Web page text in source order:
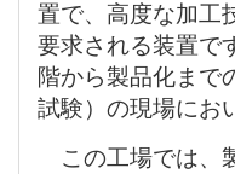
置で、高度な加工
要求される装置で
階から製品化まで
試験）の現場にお
この工場では、